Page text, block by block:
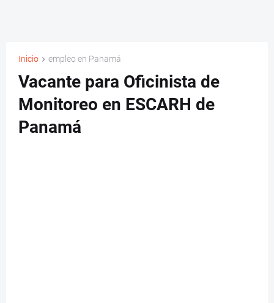
Inicio empleo en Panamá
Vacante para Oficinista de
Monitoreo en ESCARH de
Panamá